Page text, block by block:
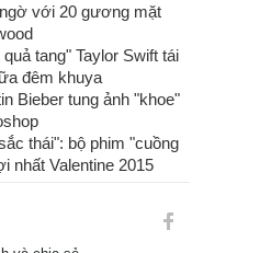
với 20 gương mặt
tang" Taylor Swift tái
đêm khuya
Bieber tung ảnh "khoe"
thái": bộ phim "cuồng
nhất Valentine 2015